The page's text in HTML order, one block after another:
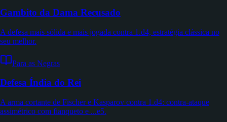
Gambito da Dama Recusado
A defesa mais sólida e mais jogada contra 1.d4, estratégia clássica no
seu melhor.
Para as Negras
Defesa Índia do Rei
A arma cortante de Fischer e Kasparov contra 1.d4: contra-ataque
assimétrico com fianqueto e ...e5.